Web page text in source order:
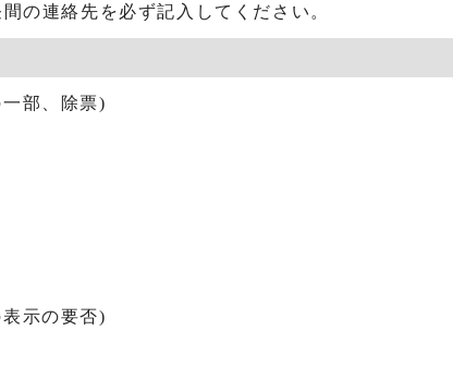
の連絡先を必ず記入してください。
部、除票)
示の要否)